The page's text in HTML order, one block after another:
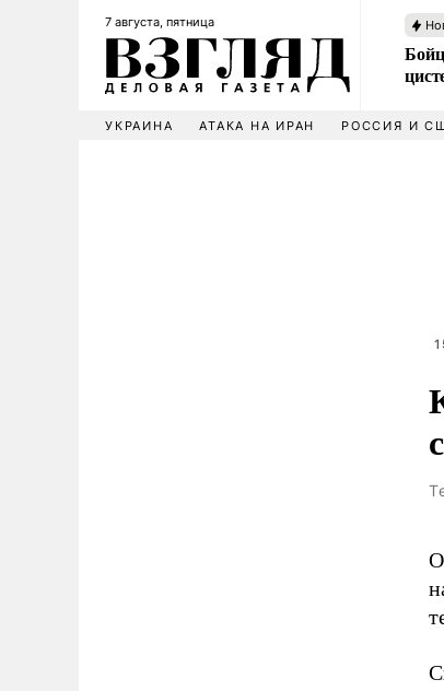
7 августа, пятница
УКРАИНА АТАКА НА ИРАН РОССИЯ И